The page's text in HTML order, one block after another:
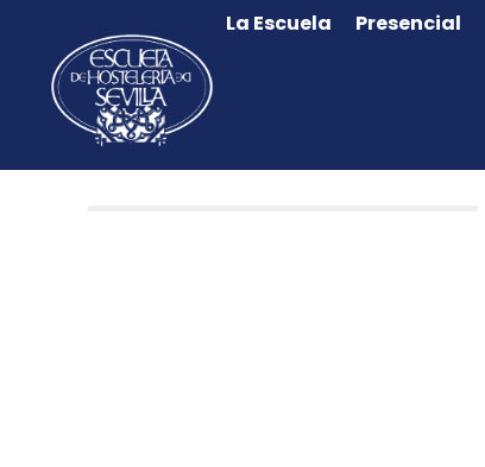
La Escuela Presencial